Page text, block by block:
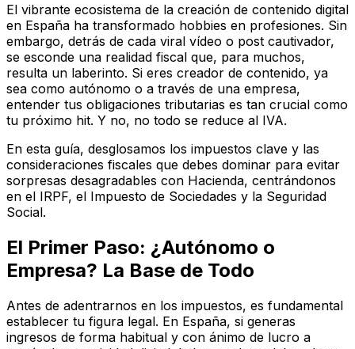
El vibrante ecosistema de la creación de contenido digital
en España ha transformado hobbies en profesiones. Sin
embargo, detrás de cada viral vídeo o post cautivador,
se esconde una realidad fiscal que, para muchos,
resulta un laberinto. Si eres creador de contenido, ya
sea como autónomo o a través de una empresa,
entender tus obligaciones tributarias es tan crucial como
tu próximo hit. Y no, no todo se reduce al IVA.
En esta guía, desglosamos los impuestos clave y las
consideraciones fiscales que debes dominar para evitar
sorpresas desagradables con Hacienda, centrándonos
en el IRPF, el Impuesto de Sociedades y la Seguridad
Social.
El Primer Paso: ¿Autónomo o
Empresa? La Base de Todo
Antes de adentrarnos en los impuestos, es fundamental
establecer tu figura legal. En España, si generas
ingresos de forma habitual y con ánimo de lucro a